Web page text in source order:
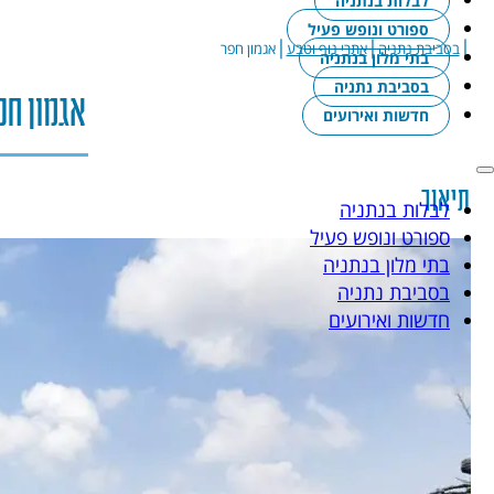
ספורט ונופש פעיל
בתי מלון בנתניה
בסביבת נתניה
חדשות ואירועים
לבלות בנתניה
ספורט ונופש פעיל
בתי מלון בנתניה
בסביבת נתניה
חדשות ואירועים
|בסביבת נתניה|אתרי נוף וטבע |אגמון חפר
אגמון
תיאור